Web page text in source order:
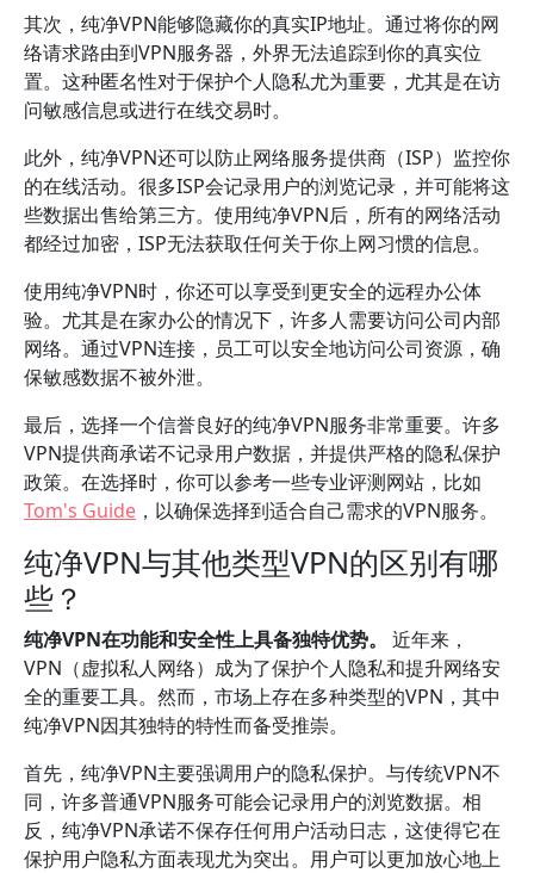
其次，纯净VPN能够隐藏你的真实IP地址。通过将你的网
络请求路由到VPN服务器，外界无法追踪到你的真实位
置。这种匿名性对于保护个人隐私尤为重要，尤其是在访
问敏感信息或进行在线交易时。
此外，纯净VPN还可以防止网络服务提供商（ISP）监控你
的在线活动。很多ISP会记录用户的浏览记录，并可能将这
些数据出售给第三方。使用纯净VPN后，所有的网络活动
都经过加密，ISP无法获取任何关于你上网习惯的信息。
使用纯净VPN时，你还可以享受到更安全的远程办公体
验。尤其是在家办公的情况下，许多人需要访问公司内部
网络。通过VPN连接，员工可以安全地访问公司资源，确
保敏感数据不被外泄。
最后，选择一个信誉良好的纯净VPN服务非常重要。许多
VPN提供商承诺不记录用户数据，并提供严格的隐私保护
政策。在选择时，你可以参考一些专业评测网站，比如
Tom's Guide ，以确保选择到适合自己需求的VPN服务。
纯净VPN与其他类型VPN的区别有哪
些？
纯净VPN在功能和安全性上具备独特优势。
近年来，
VPN（虚拟私人网络）成为了保护个人隐私和提升网络安
全的重要工具。然而，市场上存在多种类型的VPN，其中
纯净VPN因其独特的特性而备受推崇。
首先，纯净VPN主要强调用户的隐私保护。与传统VPN不
同，许多普通VPN服务可能会记录用户的浏览数据。相
反，纯净VPN承诺不保存任何用户活动日志，这使得它在
保护用户隐私方面表现尤为突出。用户可以更加放心地上